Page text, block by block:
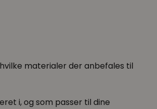
materialer der anbefales til
i, og som passer til dine